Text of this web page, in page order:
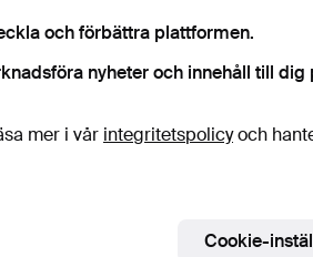
matchar din sökning
och förbättra plattformen.
nyheter och innehåll till dig
mer i vår integritetspolicyoch
Cookie-